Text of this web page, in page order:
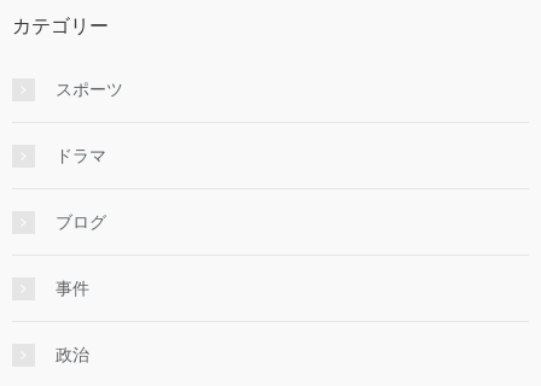
カテゴリー
スポーツ
ドラマ
ブログ
事件
政治